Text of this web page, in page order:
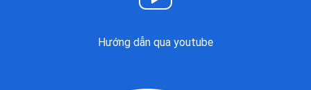
Hướng dẫn qua youtube